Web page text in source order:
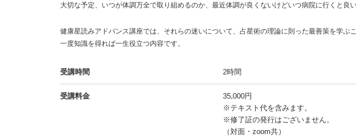
大切な予定、いつが体調万全で取り組めるのか、最近体調が良くないけどいつ病院に行くと良
健康星読みアドバンス講座では、それらの迷いについて、占星術の理論に則った最善策を学ぶこ
一度知識を得れば一生役立つ内容です。
受講時間 2時間
受講料金
35,000円
※テキスト代を含みます。
※修了証の発行はございません。
（対面・zoom共）